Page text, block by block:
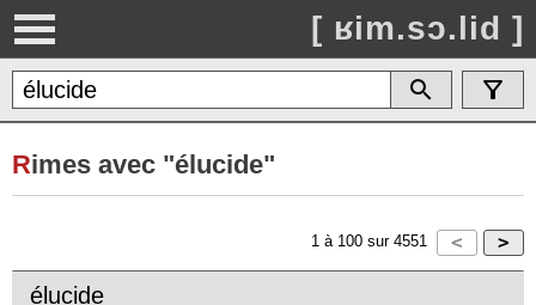
[ ʁim.sɔ.lid ]
Rimes avec "élucide"
1 à 100 sur 4551
élucide